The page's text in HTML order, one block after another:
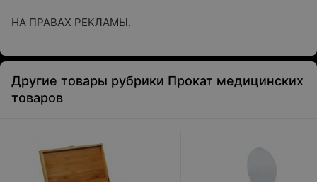
НА ПРАВАХ РЕКЛАМЫ.
Другие товары рубрики Прокат медицинских
товаров